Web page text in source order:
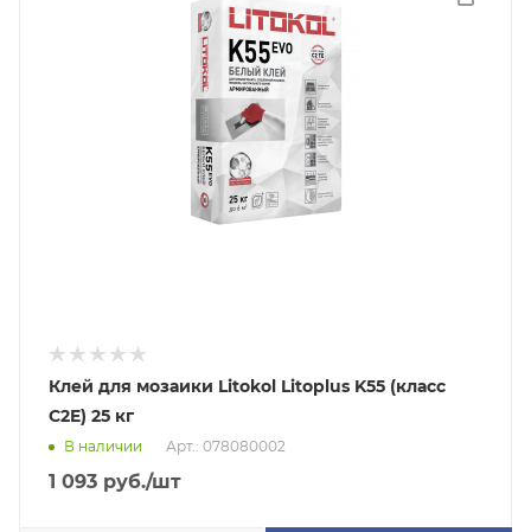
Клей для мозаики Litokol Litoplus K55 (класс
С2E) 25 кг
В наличии Арт.: 078080002
1 093 руб./шт